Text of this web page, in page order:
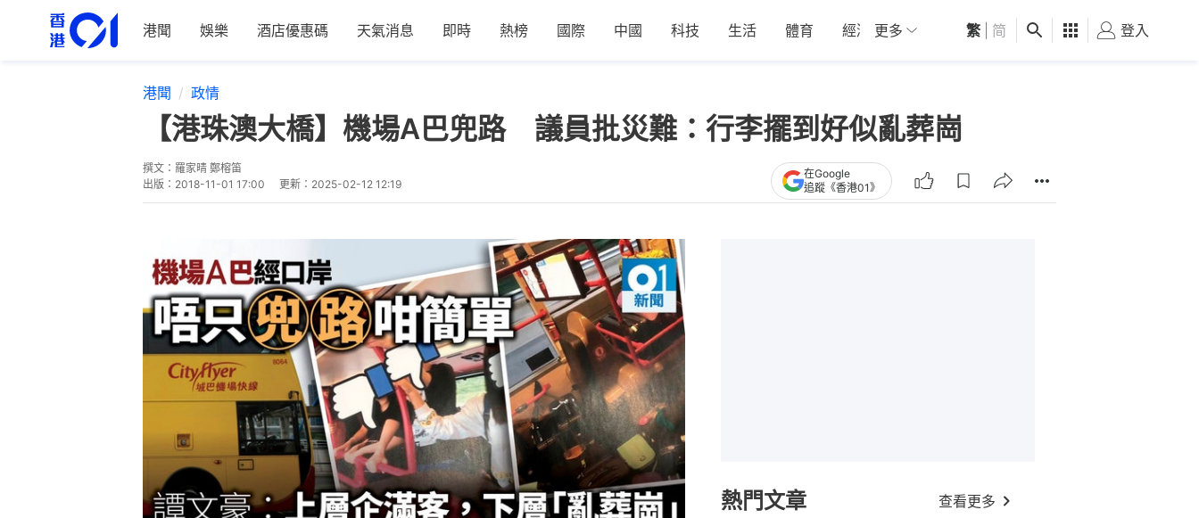
港聞 娛樂 酒店優惠碼 天氣消息 即時 熱榜 國際 中國 科技 生活 體育 經濟 01深圳 觀點 健康 好食玩飛
更多 繁 简 登入
港聞 政情
【港珠澳大橋】機場A巴兜路 議員批災難：行李擺到好似亂葬崗
撰文： 羅家晴 鄭榕笛
出版： 2018-11-01 17:00 更新： 2025-02-12 12:19
在Google
追蹤《香港01》
熱門文章 查看更多